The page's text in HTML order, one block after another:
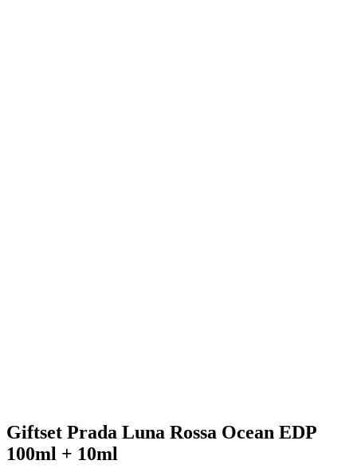
Giftset Prada Luna Rossa Ocean EDP
100ml + 10ml